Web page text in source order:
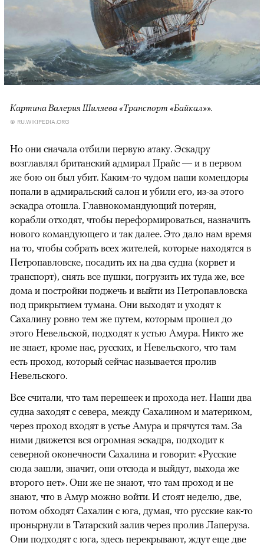
Картина Валерия Шиляева «Транспорт «Байкал»».
© RU.WIKIPEDIA.ORG
Но они сначала отбили первую атаку. Эскадру
возглавлял британский адмирал Прайс — и в первом
же бою он был убит. Каким-то чудом наши комендоры
попали в адмиральский салон и убили его, из-за этого
эскадра отошла. Главнокомандующий потерян,
корабли отходят, чтобы переформироваться, назначить
нового командующего и так далее. Это дало нам время
на то, чтобы собрать всех жителей, которые находятся в
Петропавловске, посадить их на два судна (корвет и
транспорт), снять все пушки, погрузить их туда же, все
дома и постройки поджечь и выйти из Петропавловска
под прикрытием тумана. Они выходят и уходят к
Сахалину ровно тем же путем, которым прошел до
этого Невельской, подходят к устью Амура. Никто же
не знает, кроме нас, русских, и Невельского, что там
есть проход, который сейчас называется пролив
Невельского.
Все считали, что там перешеек и прохода нет. Наши два
судна заходят с севера, между Сахалином и материком,
через проход входят в устье Амура и прячутся там. За
ними движется вся огромная эскадра, подходит к
северной оконечности Сахалина и говорит: «Русские
сюда зашли, значит, они отсюда и выйдут, выхода же
второго нет». Они же не знают, что там проход и не
знают, что в Амур можно войти. И стоят неделю, две,
потом обходят Сахалин с юга, думая, что русские как-то
пронырнули в Татарский залив через пролив Лаперуза.
Они подходят с юга, здесь перекрывают, ждут еще две